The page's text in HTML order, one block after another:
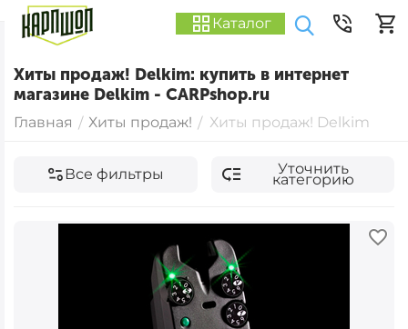
Каталог
Хиты продаж! Delkim: купить в интернет
магазине Delkim - CARPshop.ru
Главная / Хиты продаж! / Хиты продаж! Delkim
Все фильтры Уточнить
категорию